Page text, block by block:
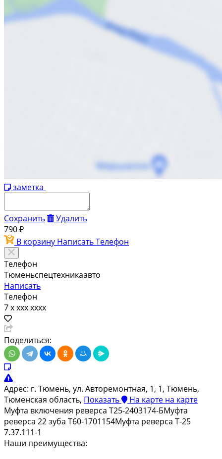
заметка
Сохранить
Удалить
790 ₽
В корзину НаписатьТелефон
Телефон
Тюменьспецтехникаавто
Написать
Телефон
7 x xxx xxxx
Поделиться:
Адрес: г. Тюмень, ул. Авторемонтная, 1, 1, Тюмень,
Тюменская область, Показать На карте на карте
Муфта включения реверса Т25-2403174-БМуфта
реверса 22 зуба Т60-1701154Муфта реверса Т-25
7.37.111-1
Наши преимущества: